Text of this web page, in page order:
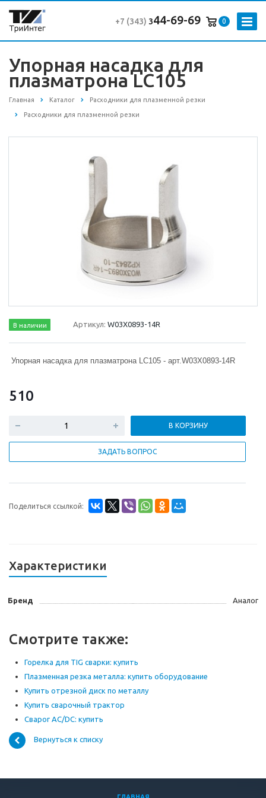
0
+7 (343) 344-69-69
Упорная насадка для
плазматрона LC105
Главная Каталог Расходники для плазменной резки
Расходники для плазменной резки
В наличии Артикул:W03X0893-14R
Упорная насадка для плазматрона LC105 - арт.W03X0893-14R
510
В КОРЗИНУ
ЗАДАТЬ ВОПРОС
Поделиться ссылкой:
Характеристики
Бренд Аналог
Смотрите также:
Горелка для TIG сварки: купить
Плазменная резка металла: купить оборудование
Купить отрезной диск по металлу
Купить сварочный трактор
Сварог AC/DC: купить
Вернуться к списку